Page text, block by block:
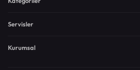
Servisler
Kurumsal